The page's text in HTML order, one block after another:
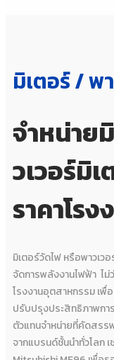
มิเตอร์ / พ
จำหน่าย
วเวอร์มิ
ราคาโรง
มิเตอร์วัดไฟ หรือพาวเว
จัดการพลังงานไฟฟ้า ไม่
โรงงานอุตสาหกรรม เพื่
ปรับปรุงประสิทธิภาพกา
ตัวแทนจำหน่ายที่คัดสรร
จากแบรนด์ชั้นนำทั่วโลก